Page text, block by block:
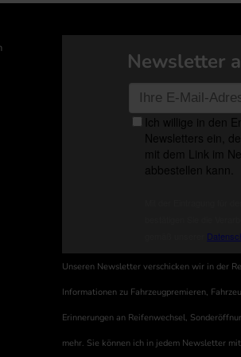
Newsletter
Unseren Newsletter verschicken wir in der
Informationen zu Fahrzeugpremieren,
Erinnerungen an Reifenwechsel,
mehr. Sie können ich in jedem Newsletter